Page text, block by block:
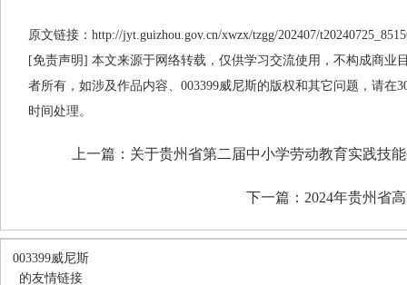
原文链接：http://jyt.guizhou.gov.cn/xwzx/tzgg/202407/
[免责声明] 本文来源于网络转载，仅供学习交流使用，不构成商业
者所有，如涉及作品内容、003399威尼斯的版权和其它问题，请在
时间处理。
上一篇： 关于贵州省第二届中小学劳动教育实践技
下一篇： 2024年贵州省
003399威尼斯
的友情链接